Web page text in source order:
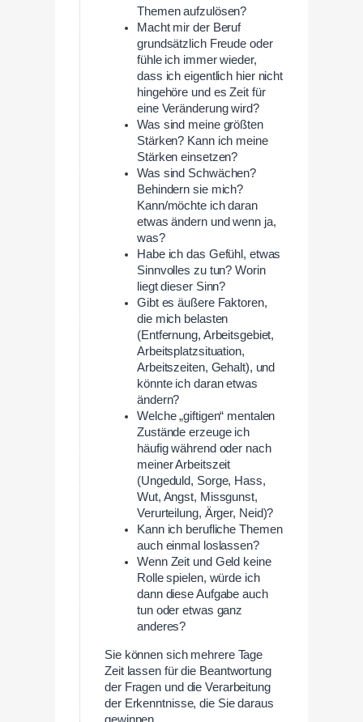
Themen aufzulösen?
Macht mir der Beruf
grundsätzlich Freude oder
fühle ich immer wieder,
dass ich eigentlich hier nicht
hingehöre und es Zeit für
eine Veränderung wird?
Was sind meine größten
Stärken? Kann ich meine
Stärken einsetzen?
Was sind Schwächen?
Behindern sie mich?
Kann/möchte ich daran
etwas ändern und wenn ja,
was?
Habe ich das Gefühl, etwas
Sinnvolles zu tun? Worin
liegt dieser Sinn?
Gibt es äußere Faktoren,
die mich belasten
(Entfernung, Arbeitsgebiet,
Arbeitsplatzsituation,
Arbeitszeiten, Gehalt), und
könnte ich daran etwas
ändern?
Welche „giftigen“ mentalen
Zustände erzeuge ich
häufig während oder nach
meiner Arbeitszeit
(Ungeduld, Sorge, Hass,
Wut, Angst, Missgunst,
Verurteilung, Ärger, Neid)?
Kann ich berufliche Themen
auch einmal loslassen?
Wenn Zeit und Geld keine
Rolle spielen, würde ich
dann diese Aufgabe auch
tun oder etwas ganz
anderes?
Sie können sich mehrere Tage
Zeit lassen für die Beantwortung
der Fragen und die Verarbeitung
der Erkenntnisse, die Sie daraus